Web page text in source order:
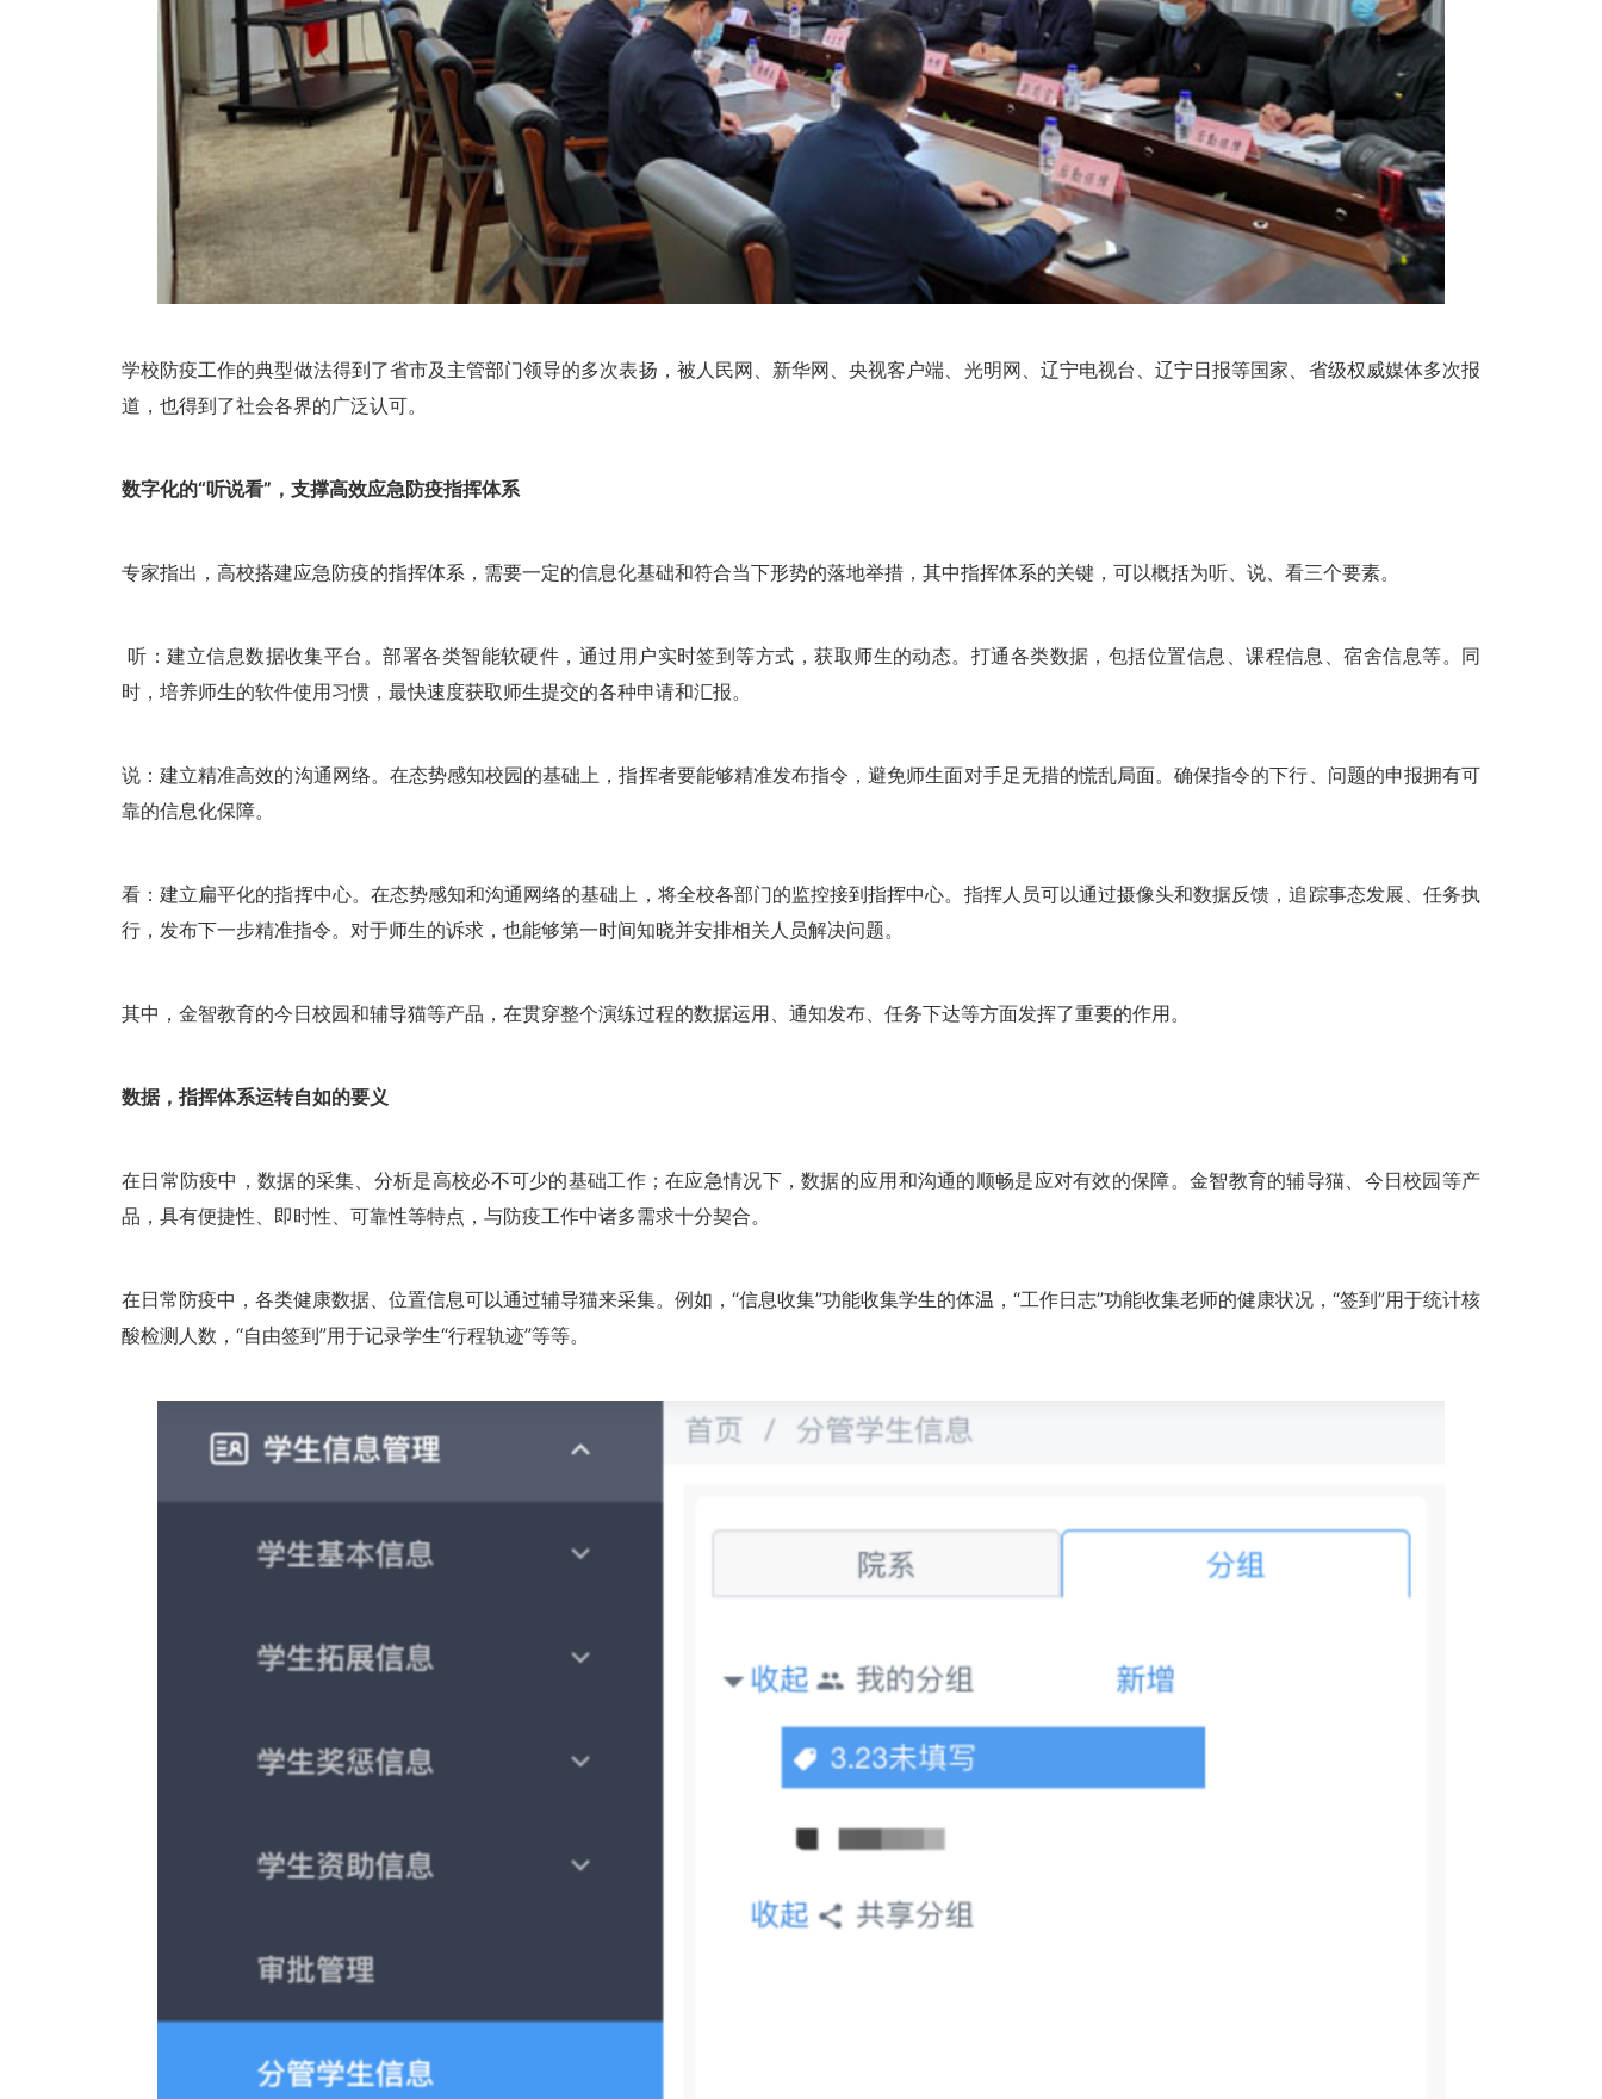
学校防疫工作的典型做法得到了省市及主管部门领导的多次表扬，被人民网、新华网、央视客户端、光明网、辽宁电视台、辽宁日报等国家、省级权威媒体多次报
道，也得到了社会各界的广泛认可。
数字化的“听说看”，支撑高效应急防疫指挥体系
专家指出，高校搭建应急防疫的指挥体系，需要一定的信息化基础和符合当下形势的落地举措，其中指挥体系的关键，可以概括为听、说、看三个要素。
听：建立信息数据收集平台。部署各类智能软硬件，通过用户实时签到等方式，获取师生的动态。打通各类数据，包括位置信息、课程信息、宿舍信息等。同
时，培养师生的软件使用习惯，最快速度获取师生提交的各种申请和汇报。
说：建立精准高效的沟通网络。在态势感知校园的基础上，指挥者要能够精准发布指令，避免师生面对手足无措的慌乱局面。确保指令的下行、问题的申报拥有可
靠的信息化保障。
看：建立扁平化的指挥中心。在态势感知和沟通网络的基础上，将全校各部门的监控接到指挥中心。指挥人员可以通过摄像头和数据反馈，追踪事态发展、任务执
行，发布下一步精准指令。对于师生的诉求，也能够第一时间知晓并安排相关人员解决问题。
其中，金智教育的今日校园和辅导猫等产品，在贯穿整个演练过程的数据运用、通知发布、任务下达等方面发挥了重要的作用。
数据，指挥体系运转自如的要义
在日常防疫中，数据的采集、分析是高校必不可少的基础工作；在应急情况下，数据的应用和沟通的顺畅是应对有效的保障。金智教育的辅导猫、今日校园等产
品，具有便捷性、即时性、可靠性等特点，与防疫工作中诸多需求十分契合。
在日常防疫中，各类健康数据、位置信息可以通过辅导猫来采集。例如，“信息收集”功能收集学生的体温，“工作日志”功能收集老师的健康状况，“签到”用于统计核
酸检测人数，“自由签到”用于记录学生“行程轨迹”等等。